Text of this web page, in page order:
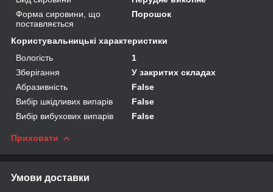
Форма сировини, що
поставляється
Порошок
Користувальницькі характеристики
Вологість
1
Зберігання
У закритих складах
Абразивність
False
Вибір шкідливих випарів
False
Вибір вибухових випарів
False
Приховати
Умови доставки